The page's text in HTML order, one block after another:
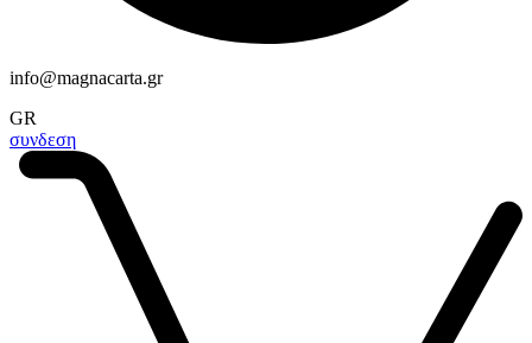
info@magnacarta.gr
GR
συνδεση